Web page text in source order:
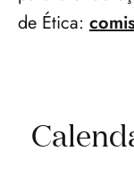
de Ética: